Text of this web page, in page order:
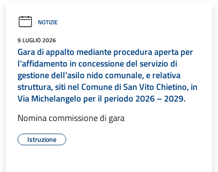
NOTIZIE
9 LUGLIO 2026
Gara di appalto mediante procedura aperta per
l’affidamento in concessione del servizio di
gestione dell’asilo nido comunale, e relativa
struttura, siti nel Comune di San Vito Chietino, in
Via Michelangelo per il periodo 2026 – 2029.
Nomina commissione di gara
Istruzione